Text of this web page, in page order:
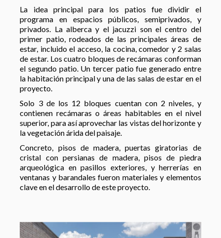
La idea principal para los patios fue dividir el
programa en espacios públicos, semiprivados, y
privados. La alberca y el jacuzzi son el centro del
primer patio, rodeados de las principales áreas de
estar, incluido el acceso, la cocina, comedor y 2 salas
de estar. Los cuatro bloques de recámaras conforman
el segundo patio. Un tercer patio fue generado entre
la habitación principal y una de las salas de estar en el
proyecto.
Solo 3 de los 12 bloques cuentan con 2 niveles, y
contienen recámaras o áreas habitables en el nivel
superior, para así aprovechar las vistas del horizonte y
la vegetación árida del paisaje.
Concreto, pisos de madera, puertas giratorias de
cristal con persianas de madera, pisos de piedra
arqueológica en pasillos exteriores, y herrerías en
ventanas y barandales fueron materiales y elementos
clave en el desarrollo de este proyecto.